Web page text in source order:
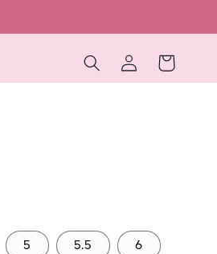
Iniciar
sesión
Carrito
5 5.5 6